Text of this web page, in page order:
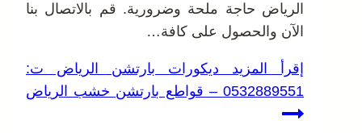
الرياض حاجة ملحة وضرورية. قم بالاتصال بنا
الآن والحصول على كافة…
إقرأ المزيد ديكورات بارتشن الرياض ت:
0532889551 – قواطع بارتشن خشب الرياض